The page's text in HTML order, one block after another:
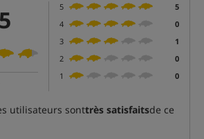
5
5
4
0
3
1
2
0
1
0
utilisateurs sonttrès satisfaitsde ce